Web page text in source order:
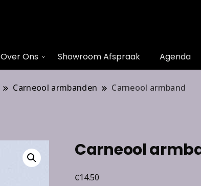
Over Ons Showroom Afspraak Agenda
Carneool armbanden Carneool armband
Carneool
€14.50